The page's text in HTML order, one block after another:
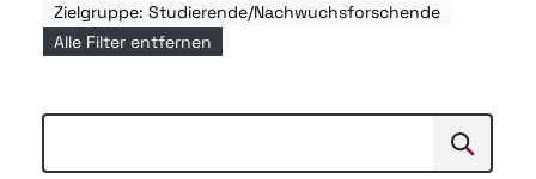
Zielgruppe: Studierende/Nachwuchsforschende
Alle Filter entfernen
Suchen